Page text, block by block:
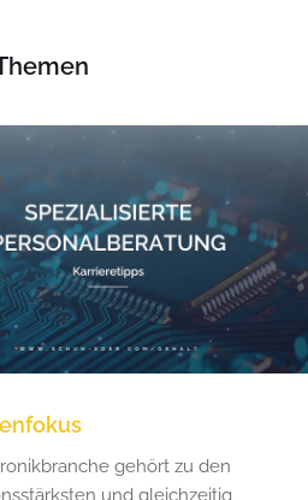
gehört zu den
und gleichzeitig